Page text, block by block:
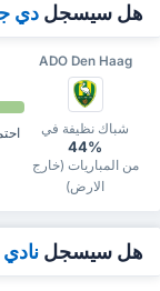
هل سيسجل دي
ADO Den Haag
شباك نظيفة في
44%
من المباريات (خارج
الارض)
هل سيسجل